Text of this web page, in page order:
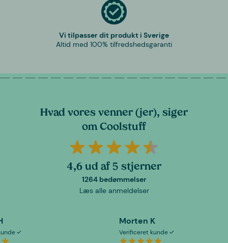
Vi tilpasser dit produkt i Sverige
Altid med 100% tilfredshedsgaranti
Hvad vores venner (jer), siger
om Coolstuff
4,6 ud af 5 stjerner
1264 bedømmelser
Læs alle anmeldelser
Morten K
Verificeret kunde